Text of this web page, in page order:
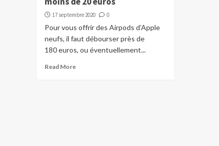
17 septembre 2020 0
Pour vous offrir des Airpods d’Apple
neufs, il faut débourser près de
180 euros, ou éventuellement...
Read More